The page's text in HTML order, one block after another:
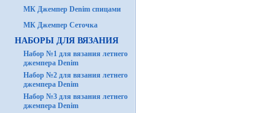
МК Джемпер Denim спицами
МК Джемпер Сеточка
НАБОРЫ ДЛЯ ВЯЗАНИЯ
Набор №1 для вязания летнего
джемпера Denim
Набор №2 для вязания летнего
джемпера Denim
Набор №3 для вязания летнего
джемпера Denim